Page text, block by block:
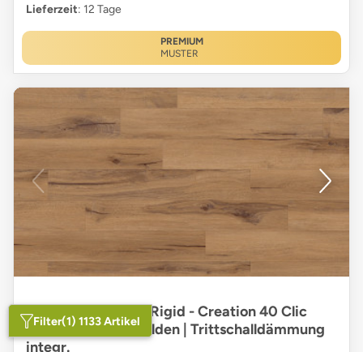
Lieferzeit: 12 Tage
PREMIUM
MUSTER
Gerflor Klick Vinyl Rigid - Creation 40 Clic
Acoustic Cedar Golden | Trittschalldämmung
integr.
Filter(1) 1133 Artikel